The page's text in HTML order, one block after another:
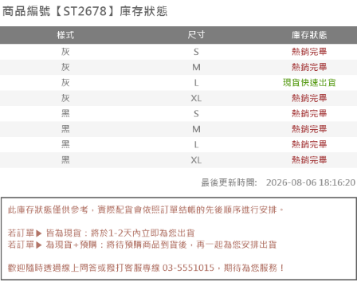
每筆NT$90，滿NT$999(含以上)免運費
離島郵局配送
每筆NT$90，滿NT$999(含以上)免運費
【宇迅國際】限一般住址，不支援智能櫃 查看運費